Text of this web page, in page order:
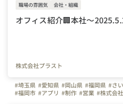
職場の雰囲気 会社・組織
オフィス紹介🏢本社～
株式会社プラスト
#埼玉県 #愛知県 #岡山県 #福岡県 #さ
#福岡市 #アプリ #制作 #営業 #株式会